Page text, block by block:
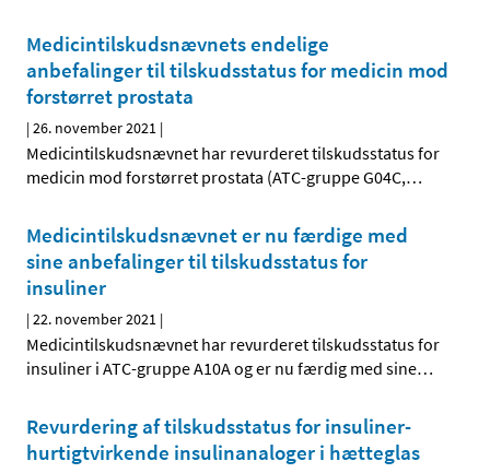
Medicintilskudsnævnets endelige
anbefalinger til tilskudsstatus for medicin mod
forstørret prostata
|26. november 2021 |
Medicintilskudsnævnet har revurderet tilskudsstatus for
medicin mod forstørret prostata (ATC-gruppe G04C,…
Medicintilskudsnævnet er nu færdige med
sine anbefalinger til tilskudsstatus for
insuliner
|22. november 2021 |
Medicintilskudsnævnet har revurderet tilskudsstatus for
insuliner i ATC-gruppe A10A og er nu færdig med sine…
Revurdering af tilskudsstatus for insuliner-
hurtigtvirkende insulinanaloger i hætteglas